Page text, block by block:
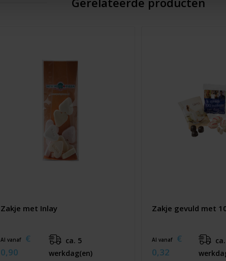
Zakje met Inlay
Al vanaf
€
0,90
ca. 5
werkdag(en)
Zakje gevuld met
Al vanaf
€
0,32